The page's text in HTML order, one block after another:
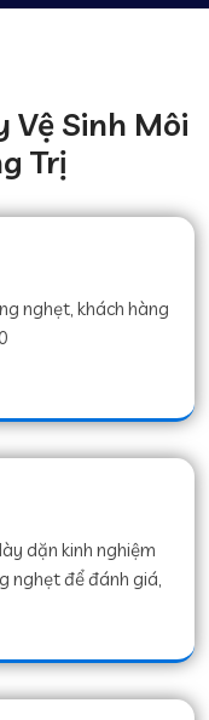
Vệ Sinh Môi
Trị
nghẹt, khách hàng
dặn kinh nghiệm
nghẹt để đánh giá,